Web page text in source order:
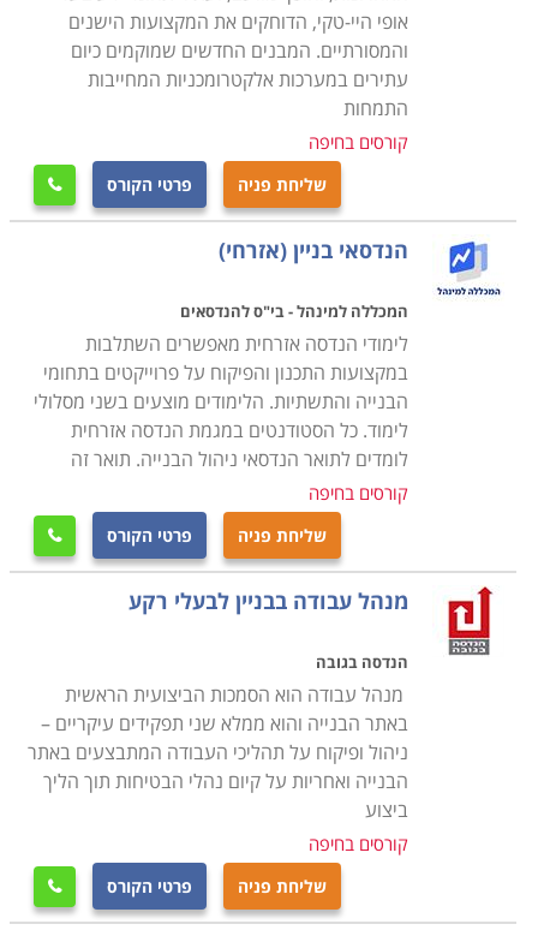
אופי היי-טקי, הדוחקים את המקצועות הישנים
והמסורתיים. המבנים החדשים שמוקמים כיום
עתירים במערכות אלקטרומכניות המחייבות
התמחות
קורסים בחיפה
שליחת פניה פרטי הקורס 
הנדסאי בניין (אזרחי)
המכללה למינהל - בי"ס להנדסאים
לימודי הנדסה אזרחית מאפשרים השתלבות
במקצועות התכנון והפיקוח על פרוייקטים בתחומי
הבנייה והתשתיות. הלימודים מוצעים בשני מסלולי
לימוד. כל הסטודנטים במגמת הנדסה אזרחית
לומדים לתואר הנדסאי ניהול הבנייה. תואר זה
קורסים בחיפה
שליחת פניה פרטי הקורס 
מנהל עבודה בבניין לבעלי רקע
הנדסה בגובה
מנהל עבודה הוא הסמכות הביצועית הראשית
באתר הבנייה והוא ממלא שני תפקידים עיקריים –
ניהול ופיקוח על תהליכי העבודה המתבצעים באתר
הבנייה ואחריות על קיום נהלי הבטיחות תוך הליך
ביצוע
קורסים בחיפה
שליחת פניה פרטי הקורס 